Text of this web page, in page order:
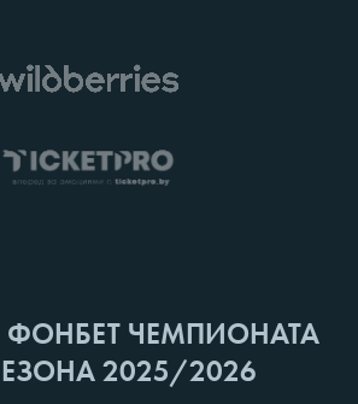
ФОНБЕТ ЧЕМПИОНАТА
2025/2026